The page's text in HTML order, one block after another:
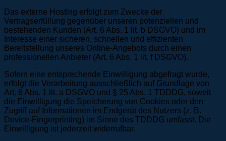
Das externe Hosting erfolgt zum Zwecke der
Vertragserfüllung gegenüber unseren potenziellen und
bestehenden Kunden (Art. 6 Abs. 1 lit. b DSGVO) und im
Interesse einer sicheren, schnellen und effizienten
Bereitstellung unseres Online-Angebots durch einen
professionellen Anbieter (Art. 6 Abs. 1 lit. f DSGVO).
Sofern eine entsprechende Einwilligung abgefragt wurde,
erfolgt die Verarbeitung ausschließlich auf Grundlage von
Art. 6 Abs. 1 lit. a DSGVO und § 25 Abs. 1 TDDDG, soweit
die Einwilligung die Speicherung von Cookies oder den
Zugriff auf Informationen im Endgerät des Nutzers (z. B.
Device-Fingerprinting) im Sinne des TDDDG umfasst. Die
Einwilligung ist jederzeit widerrufbar.